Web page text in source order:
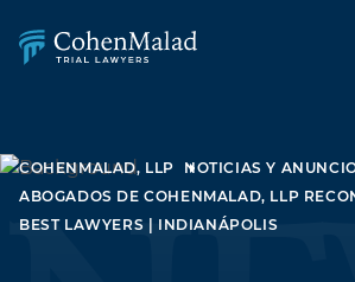
COHENMALAD, LLP
NOTICIAS Y
ABOGADOS DE COHENMALAD, LLP
BEST LAWYERS | INDIANÁPOLIS